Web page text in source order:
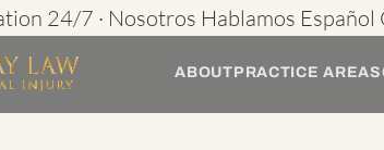
24/7 · Nosotros Hablamos Español
ABOUTPRACTICE AREAS